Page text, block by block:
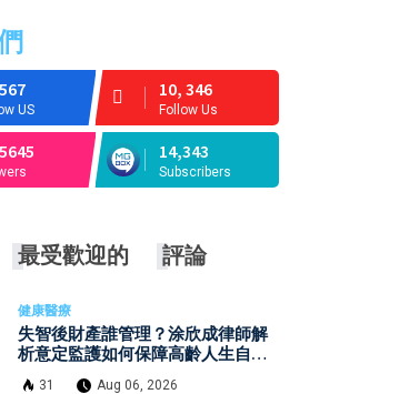
US
10, 346
Follow Us
14,343
Subscribers
最受歡迎的 評論
健康醫療
失智後財產誰管理？涂欣成律師解
析意定監護如何保障高齡人生自主
權
31 Aug 06, 2026